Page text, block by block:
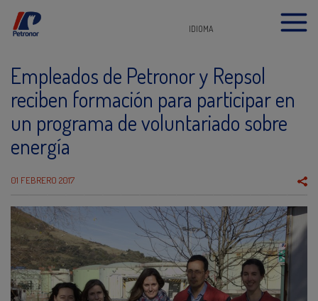
IDIOMA
Empleados de Petronor y Repsol
reciben formación para participar en
un programa de voluntariado sobre
energía
01 FEBRERO 2017